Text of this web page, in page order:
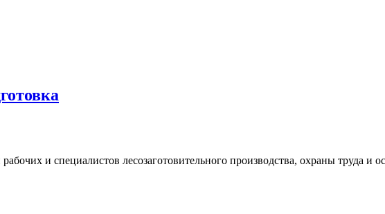
и специалистов лесозаготовительного производства, охраны труда и